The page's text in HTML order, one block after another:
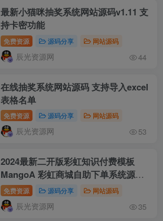
最新小猫咪抽奖系统网站源码v1.11 支
持卡密功能
免费资源 源码分享 网站源码
辰光资源网 44
在线抽奖系统网站源码 支持导入excel
表格名单
免费资源 源码分享 网站源码
辰光资源网 53
2024最新二开版彩虹知识付费模板
MangoA 彩虹商城自助下单系统源码
免授权版 全开源支持秒杀/抽奖/自动发
卡/分销/分站/推广系统/任务系统/多种
支付接口
免费资源 源码分享 网站源码
辰光资源网 35